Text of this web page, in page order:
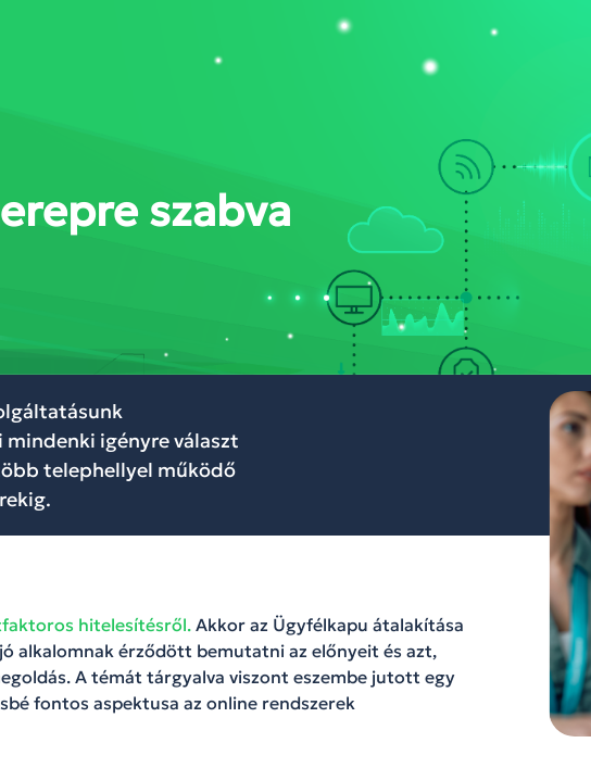
szabva
igényre választ
telephellyel működő
hitelesítésről.Akkor az Ügyfélkapu átalakítása
alkalomnak érződött bemutatni az előnyeit és azt,
A témát tárgyalva viszont eszembe jutott egy
fontos aspektusa az online rendszerek